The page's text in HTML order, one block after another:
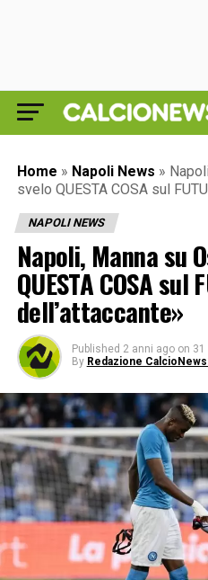
Home » Napoli News »
svelo QUESTA COSA sul
NAPOLI NEWS
Napoli, Manna su
QUESTA COSA sul
dell’attaccante»
Published 2 anni ago on 31
By Redazione